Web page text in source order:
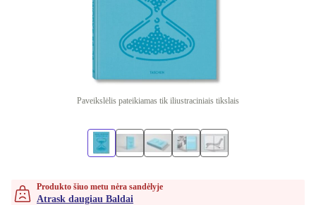
Paveikslėlis pateikiamas tik iliustraciniais tikslais
Produkto šiuo metu nėra sandėlyje
Atrask daugiau Baldai